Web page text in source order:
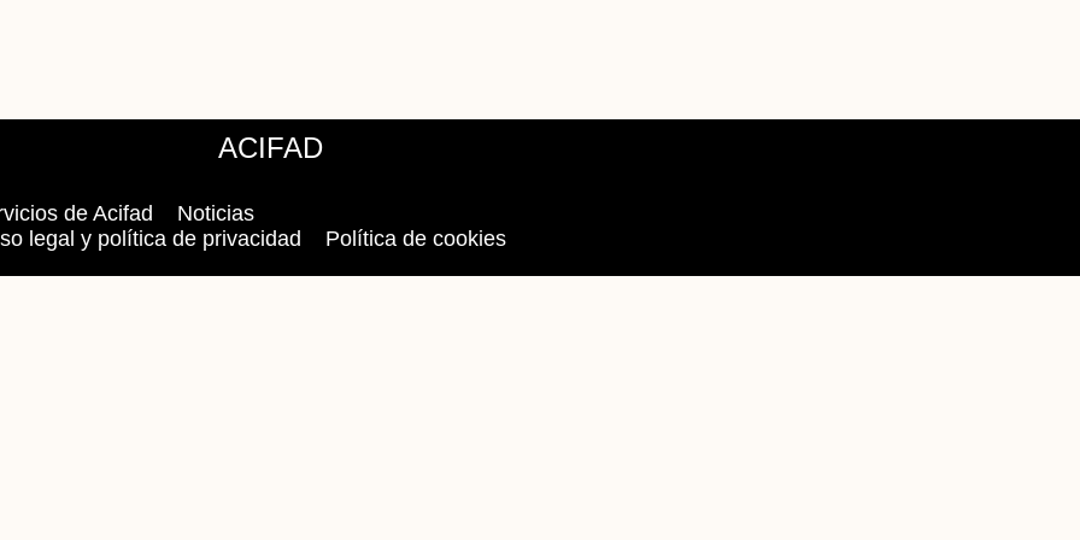
ACIFAD
de Acifad
Noticias
legal y política de privacidad
Política de cookies